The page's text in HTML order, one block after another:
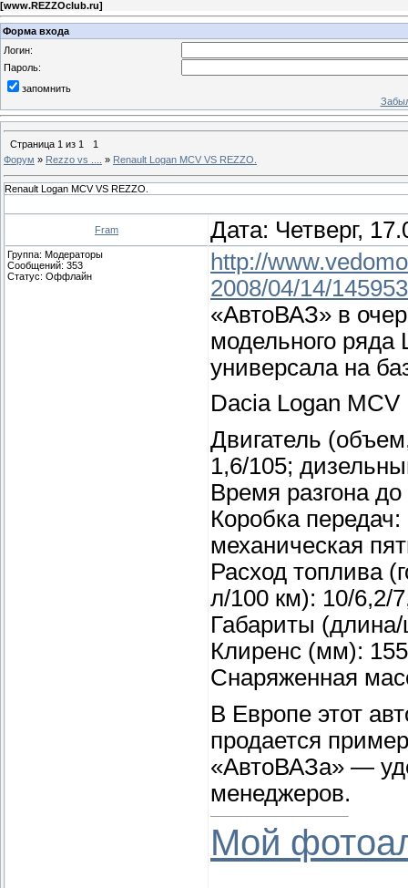
[www.REZZOclub.ru]
Форма входа
Логин:
Пароль:
запомнить
Страница 1 из 1
1
Форум » Rezzo vs .... » Renault Logan MCV VS REZZO.
Renault Logan MCV VS REZZO.
Fram Дата: Четверг,
Группа: Модераторы
Сообщений: 353
Статус: Оффлайн
http://
2008/04/14/145953
«АвтоВАЗ» в
модельного ряда
универсала на
Dacia Logan MCV
Двигатель
1,6/105;
Время разгона
Коробка передач:
механическая
Расход топлива
л/100 км): 10/6,2/
Габариты
Клиренс (мм):
Снаряженная
В Европе этот
продается
«АвтоВАЗа» —
менеджеров.
Мой